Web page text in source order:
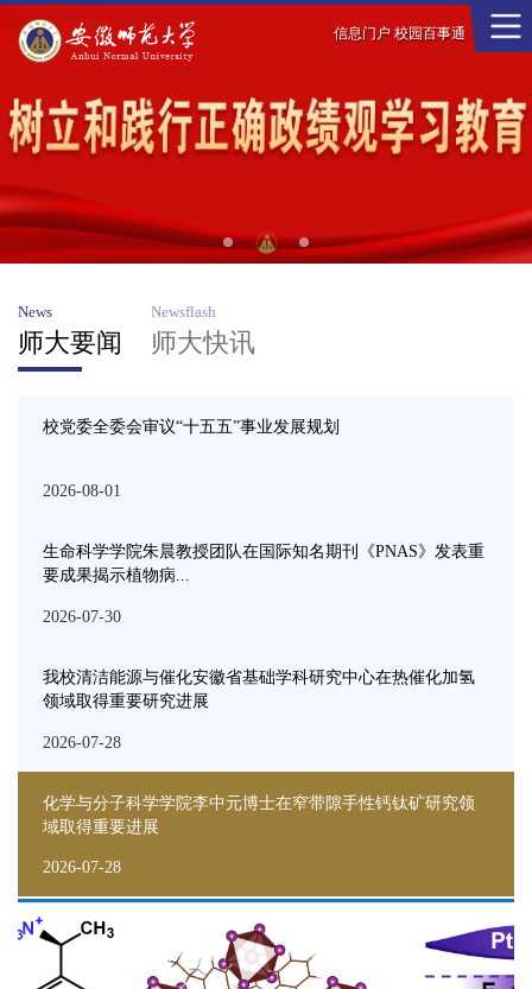
信息门户 校园百事通
News
师大要闻
Newsflash
师大快讯
校党委全委会审议“十五五”事业发展规划
2026-08-01
生命科学学院朱晨教授团队在国际知名期刊《PNAS》发表重
要成果揭示植物病...
2026-07-30
我校清洁能源与催化安徽省基础学科研究中心在热催化加氢
领域取得重要研究进展
2026-07-28
化学与分子科学学院李中元博士在窄带隙手性钙钛矿研究领
域取得重要进展
2026-07-28